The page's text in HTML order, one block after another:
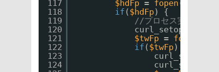
117
118
119
120
121
122
123
124
$hdFp = fopen (
if ( $hdFp) {
//プロセス実行中でも
curl_setopt(
$twFp = fopen
if ( $twFp) {
curl_setopt(
curl_setopt(